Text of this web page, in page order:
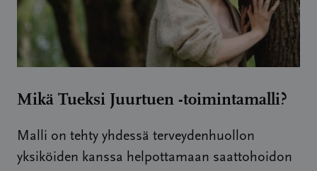
Mikä Tueksi Juurtuen -toimintamalli?
Malli on tehty yhdessä terveydenhuollon
yksiköiden kanssa helpottamaan saattohoidon